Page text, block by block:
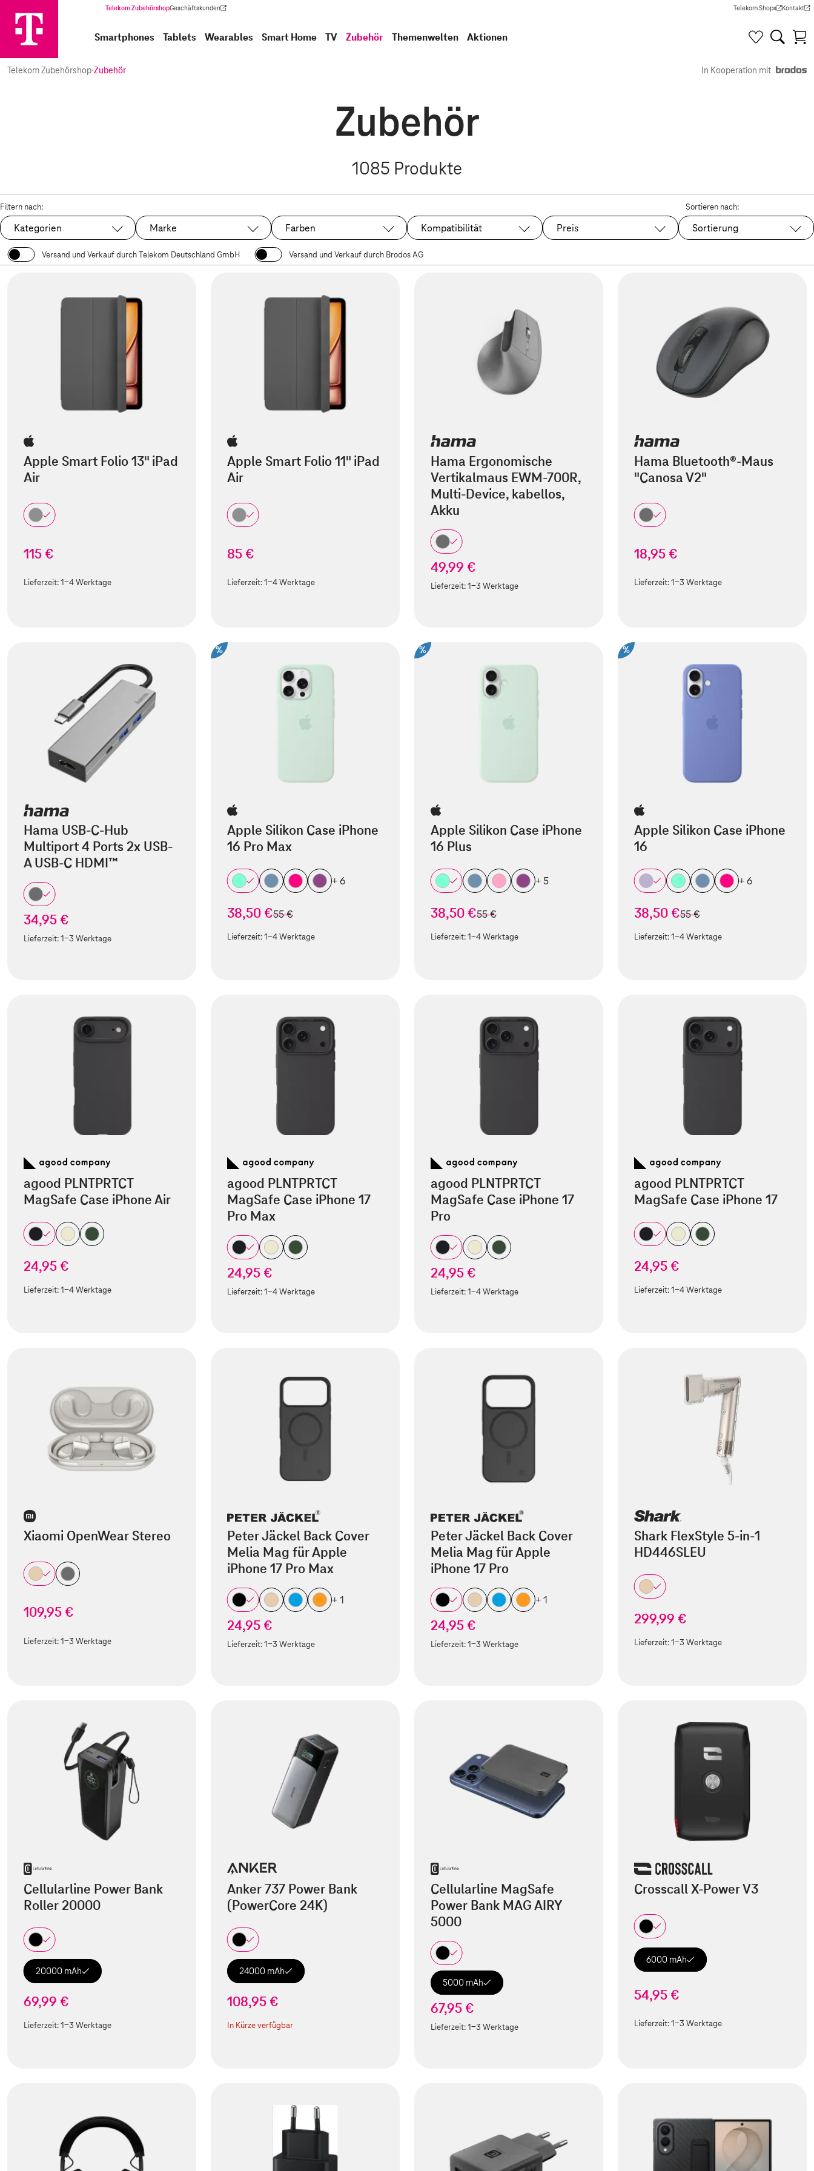
Telekom ZubehörshopGeschäftskunden
(Wird in einem neuen Tab geöffnet) Telekom Shops
(Wird in einem neuen Tab
Kontakt
(Wird in
Smartphones Tablets Wearables Smart Home TV Zubehör Themenwelten Aktionen
Telekom Zubehörshop·Zubehör In Kooperation mit
Zubehör
1085 Produkte
Filtern nach:
Kategorien Marke Farben Kompatibilität Preis
Sortieren nach:
Sortierung
Versand und Verkauf durch Telekom Deutschland GmbH Versand und Verkauf durch Brodos AG
Apple Smart Folio 13" iPad
Air
115 €
Lieferzeit:1-4 Werktage
Apple Smart Folio 11" iPad
Air
85 €
Lieferzeit:1-4 Werktage
Hama Ergonomische
Vertikalmaus EWM-700R,
Multi-Device, kabellos,
Akku
49,99 €
Lieferzeit:1-3 Werktage
Hama Bluetooth®-Maus
"Canosa V2"
18,95 €
Lieferzeit:1-3 Werktage
Hama USB-C-Hub
Multiport 4 Ports 2x USB-
A USB-C HDMI™
34,95 €
Lieferzeit:1-3 Werktage
%
Apple Silikon Case iPhone
16 Pro Max
+ 6
38,50 €statt
55 €
Lieferzeit:1-4 Werktage
%
Apple Silikon Case iPhone
16 Plus
+ 5
38,50 €statt
55 €
Lieferzeit:1-4 Werktage
%
Apple Silikon Case iPhone
16
+ 6
38,50 €statt
55 €
Lieferzeit:1-4 Werktage
agood PLNTPRTCT
MagSafe Case iPhone Air
24,95 €
Lieferzeit:1-4 Werktage
agood PLNTPRTCT
MagSafe Case iPhone 17
Pro Max
24,95 €
Lieferzeit:1-4 Werktage
agood PLNTPRTCT
MagSafe Case iPhone 17
Pro
24,95 €
Lieferzeit:1-4 Werktage
agood PLNTPRTCT
MagSafe Case iPhone 17
24,95 €
Lieferzeit:1-4 Werktage
Xiaomi OpenWear Stereo
109,95 €
Lieferzeit:1-3 Werktage
Peter Jäckel Back Cover
Melia Mag für Apple
iPhone 17 Pro Max
+ 1
24,95 €
Lieferzeit:1-3 Werktage
Peter Jäckel Back Cover
Melia Mag für Apple
iPhone 17 Pro
+ 1
24,95 €
Lieferzeit:1-3 Werktage
Shark FlexStyle 5-in-1
HD446SLEU
299,99 €
Lieferzeit:1-3 Werktage
Cellularline Power Bank
Roller 20000
20000 mAh
69,99 €
Lieferzeit:1-3 Werktage
Anker 737 Power Bank
(PowerCore 24K)
24000 mAh
108,95 €
In Kürze verfügbar
Cellularline MagSafe
Power Bank MAG AIRY
5000
5000 mAh
67,95 €
Lieferzeit:1-3 Werktage
Crosscall X-Power V3
6000 mAh
54,95 €
Lieferzeit:1-3 Werktage